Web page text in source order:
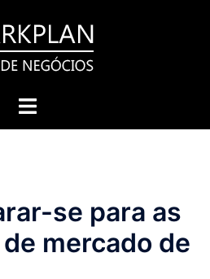
Toggle
se para as
mercado de